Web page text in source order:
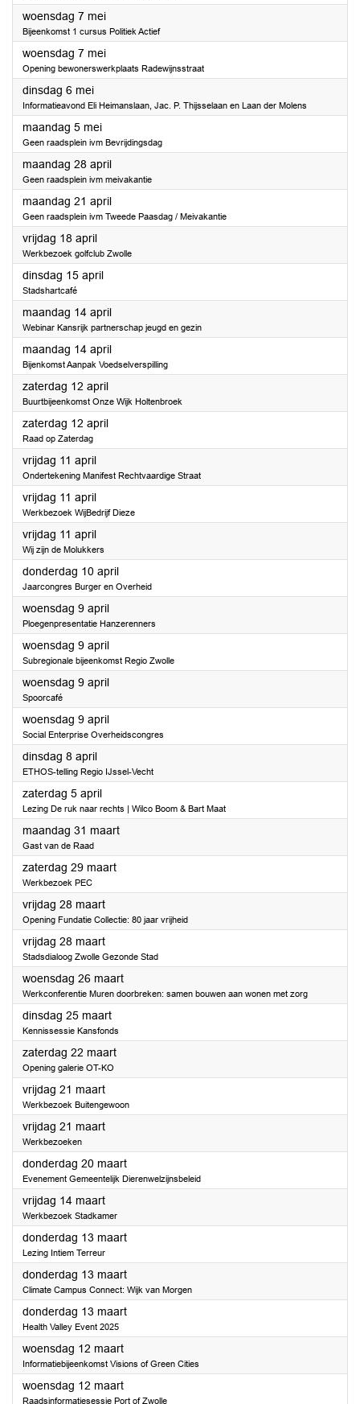
woensdag 7 mei2025
Bijeenkomst 1 cursus Politiek Actief
woensdag 7 mei2025
Opening bewonerswerkplaats Radewijnsstraat
dinsdag 6 mei2025
Informatieavond Eli Heimanslaan, Jac. P. Thijsselaan en Laan der Molens
maandag 5 mei2025
Geen raadsplein ivm Bevrijdingsdag
maandag 28 april2025
Geen raadsplein ivm meivakantie
maandag 21 april2025
Geen raadsplein ivm Tweede Paasdag / Meivakantie
vrijdag 18 april2025
Werkbezoek golfclub Zwolle
dinsdag 15 april2025
Stadshartcafé
maandag 14 april2025
Webinar Kansrijk partnerschap jeugd en gezin
maandag 14 april2025
Bijenkomst Aanpak Voedselverspilling
zaterdag 12 april2025
Buurtbijeenkomst Onze Wijk Holtenbroek
zaterdag 12 april2025
Raad op Zaterdag
vrijdag 11 april2025
Ondertekening Manifest Rechtvaardige Straat
vrijdag 11 april2025
Werkbezoek WijBedrijf Dieze
vrijdag 11 april2025
Wij zijn de Molukkers
donderdag 10 april2025
Jaarcongres Burger en Overheid
woensdag 9 april2025
Ploegenpresentatie Hanzerenners
woensdag 9 april2025
Subregionale bijeenkomst Regio Zwolle
woensdag 9 april2025
Spoorcafé
woensdag 9 april2025
Social Enterprise Overheidscongres
dinsdag 8 april2025
ETHOS-telling Regio IJssel-Vecht
zaterdag 5 april2025
Lezing De ruk naar rechts | Wilco Boom & Bart Maat
maandag 31 maart2025
Gast van de Raad
zaterdag 29 maart2025
Werkbezoek PEC
vrijdag 28 maart2025
Opening Fundatie Collectie: 80 jaar vrijheid
vrijdag 28 maart2025
Stadsdialoog Zwolle Gezonde Stad
woensdag 26 maart2025
Werkconferentie Muren doorbreken: samen bouwen aan wonen met zorg
dinsdag 25 maart2025
Kennissessie Kansfonds
zaterdag 22 maart2025
Opening galerie OT-KO
vrijdag 21 maart2025
Werkbezoek Buitengewoon
vrijdag 21 maart2025
Werkbezoeken
donderdag 20 maart2025
Evenement Gemeentelijk Dierenwelzijnsbeleid
vrijdag 14 maart2025
Werkbezoek Stadkamer
donderdag 13 maart2025
Lezing Intiem Terreur
donderdag 13 maart2025
Climate Campus Connect: Wijk van Morgen
donderdag 13 maart2025
Health Valley Event 2025
woensdag 12 maart2025
Informatiebijeenkomst Visions of Green Cities
woensdag 12 maart2025
Raadsinformatiesessie Port of Zwolle